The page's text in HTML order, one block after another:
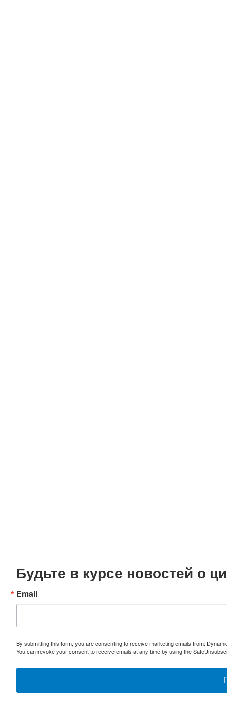
Будьте в курсе новостей о
Email
By submitting this form, you are consenting to receive marketing emails from:
You can revoke your consent to receive emails at any time by using the